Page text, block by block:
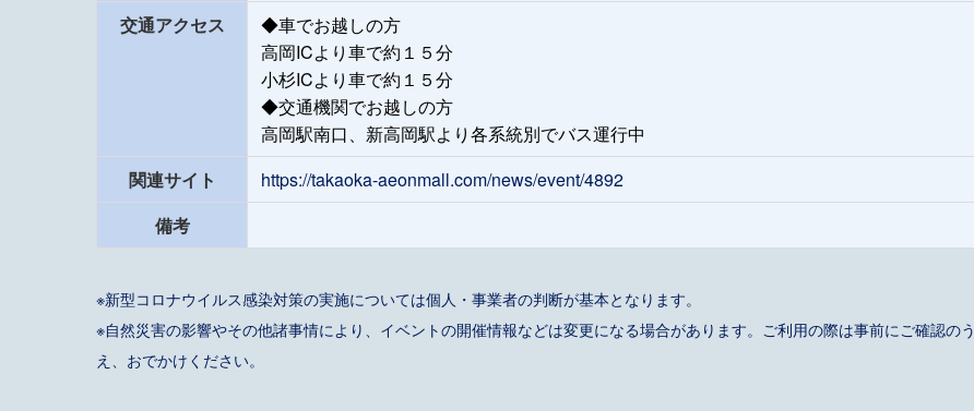
交通アクセス
◆車でお越しの方
高岡ICより車で約１５分
小杉ICより車で約１５分
◆交通機関でお越しの方
高岡駅南口、新高岡駅より各系統別でバス運行中
関連サイト
https://takaoka-aeonmall.com/news/event/4892
備考
※新型コロナウイルス感染対策の実施については個人・事業者の判断が基本となります。
※自然災害の影響やその他諸事情により、イベントの開催情報などは変更になる場合があります。ご利用の際は事前にご確認のう
え、おでかけください。